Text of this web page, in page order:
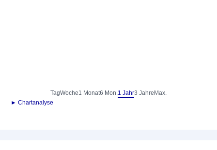
TagWoche1 Monat6 Mon.1 Jahr3 Jahre Max.
► Chartanalyse